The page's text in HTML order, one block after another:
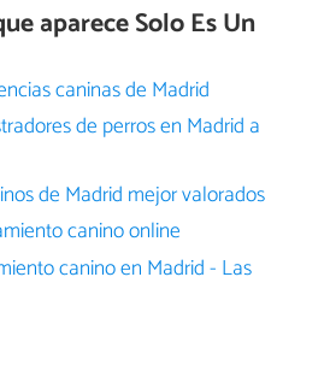
aparece Solo Es Un
caninas de Madrid
de perros en Madrid a
de Madrid mejor valorados
canino online
canino en Madrid - Las